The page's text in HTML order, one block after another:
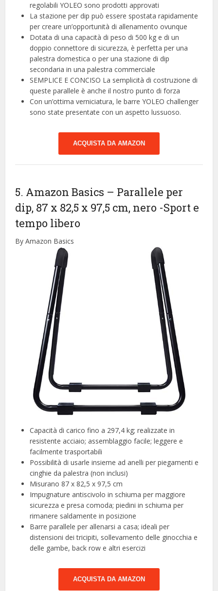
regolabili YOLEO sono prodotti approvati
La stazione per dip può essere spostata rapidamente
per creare un’opportunità di allenamento ovunque
Dotata di una capacità di peso di 500 kg e di un
doppio connettore di sicurezza, è perfetta per una
palestra domestica o per una stazione di dip
secondaria in una palestra commerciale
SEMPLICE E CONCISO La semplicità di costruzione di
queste parallele è anche il nostro punto di forza
Con un’ottima verniciatura, le barre YOLEO challenger
sono state presentate con un aspetto lussuoso.
ACQUISTA DA AMAZON
5. Amazon Basics – Parallele per
dip, 87 x 82,5 x 97,5 cm, nero -Sport e
tempo libero
By Amazon Basics
Capacità di carico fino a 297,4 kg; realizzate in
resistente acciaio; assemblaggio facile; leggere e
facilmente trasportabili
Possibilità di usarle insieme ad anelli per piegamenti e
cinghie da palestra (non inclusi)
Misurano 87 x 82,5 x 97,5 cm
Impugnature antiscivolo in schiuma per maggiore
sicurezza e presa comoda; piedini in schiuma per
rimanere saldamente in posizione
Barre parallele per allenarsi a casa; ideali per
distensioni dei tricipiti, sollevamento delle ginocchia e
delle gambe, back row e altri esercizi
ACQUISTA DA AMAZON